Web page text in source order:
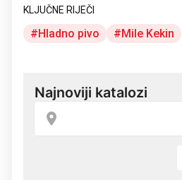
KLJUČNE RIJEČI
Hladno pivo Mile Kekin